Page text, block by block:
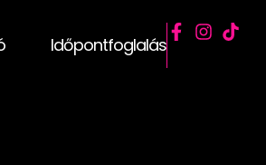
Időpontfoglalás